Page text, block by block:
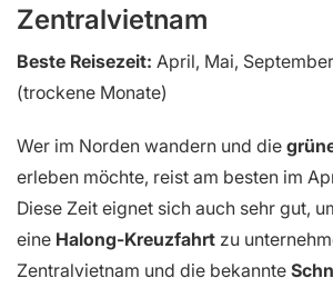
Zentralvietnam
Beste Reisezeit: April, Mai,
(trockene Monate)
Wer im Norden wandern und die
erleben möchte, reist am besten im
Diese Zeit eignet sich auch sehr gut,
eine Halong-Kreuzfahrt zu
Zentralvietnam und die bekannte